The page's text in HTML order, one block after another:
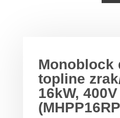
Monoblock
topline
16kW, 400V